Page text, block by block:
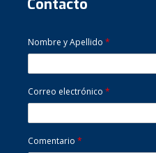
Contacto
Nombre y Apellido *
Correo electrónico *
Comentario *